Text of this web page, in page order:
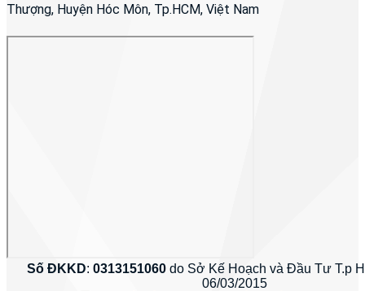
Thượng, Huyện Hóc Môn, Tp.HCM, Việt Nam
Số ĐKKD:0313151060 do Sở Kế Hoạch và Đầu Tư T.p
06/03/2015